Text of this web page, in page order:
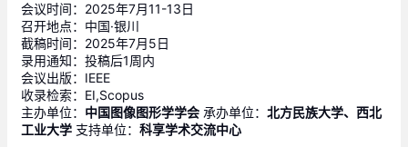
会议时间：2025年7月11-13日
召开地点：中国·银川
截稿时间：2025年7月5日
录用通知：投稿后1周内
会议出版：IEEE
收录检索：EI,Scopus
主办单位： 中国图像图形学学会 承办单位：北方民族大学、西北
工业大学 支持单位：科享学术交流中心